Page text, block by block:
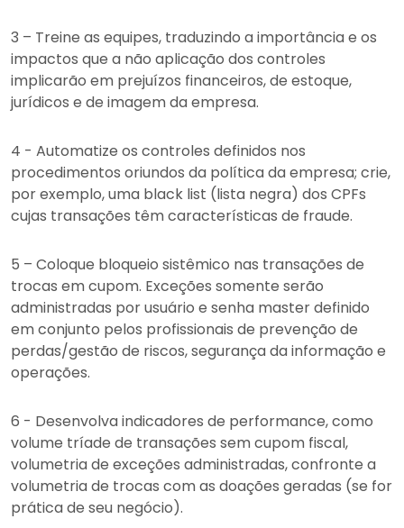
3 – Treine as equipes, traduzindo a importância e os
impactos que a não aplicação dos controles
implicarão em prejuízos financeiros, de estoque,
jurídicos e de imagem da empresa.
4 - Automatize os controles definidos nos
procedimentos oriundos da política da empresa; crie,
por exemplo, uma black list (lista negra) dos CPFs
cujas transações têm características de fraude.
5 – Coloque bloqueio sistêmico nas transações de
trocas em cupom. Exceções somente serão
administradas por usuário e senha master definido
em conjunto pelos profissionais de prevenção de
perdas/gestão de riscos, segurança da informação e
operações.
6 - Desenvolva indicadores de performance, como
volume tríade de transações sem cupom fiscal,
volumetria de exceções administradas, confronte a
volumetria de trocas com as doações geradas (se for
prática de seu negócio).